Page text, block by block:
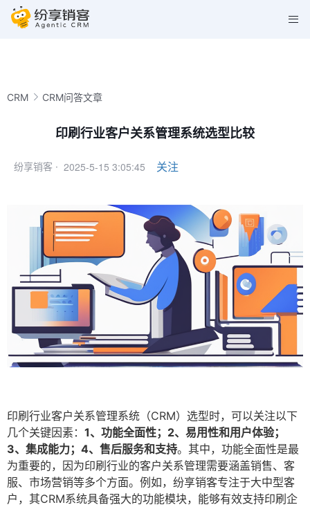
CRM CRM问答文章
印刷行业客户关系管理系统选型比较
纷享销客 · 2025-5-15 3:05:45 关注
印刷行业客户关系管理系统（CRM）选型时，可以关注以下
几个关键因素： 1、功能全面性；2、易用性和用户体验；
3、集成能力；4、售后服务和支持。其中，功能全面性是最
为重要的，因为印刷行业的客户关系管理需要涵盖销售、客
服、市场营销等多个方面。例如，纷享销客专注于大中型客
户，其CRM系统具备强大的功能模块，能够有效支持印刷企